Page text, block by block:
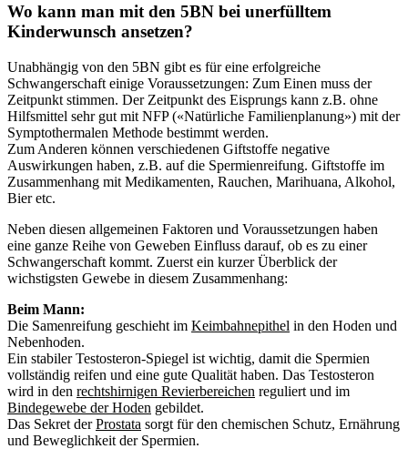
Wo kann man mit den 5BN bei unerfülltem
Kinderwunsch ansetzen?
Unabhängig von den 5BN gibt es für eine erfolgreiche
Schwangerschaft einige Voraussetzungen: Zum Einen muss der
Zeitpunkt stimmen. Der Zeitpunkt des Eisprungs kann z.B. ohne
Hilfsmittel sehr gut mit NFP («Natürliche Familienplanung») mit der
Symptothermalen Methode bestimmt werden.
Zum Anderen können verschiedenen Giftstoffe negative
Auswirkungen haben, z.B. auf die Spermienreifung. Giftstoffe im
Zusammenhang mit Medikamenten, Rauchen, Marihuana, Alkohol,
Bier etc.
Neben diesen allgemeinen Faktoren und Voraussetzungen haben
eine ganze Reihe von Geweben Einfluss darauf, ob es zu einer
Schwangerschaft kommt. Zuerst ein kurzer Überblick der
wichstigsten Gewebe in diesem Zusammenhang:
Beim Mann:
Die Samenreifung geschieht im Keimbahnepithel in den Hoden und
Nebenhoden.
Ein stabiler Testosteron-Spiegel ist wichtig, damit die Spermien
vollständig reifen und eine gute Qualität haben. Das Testosteron
wird in den rechtshirnigen Revierbereichen reguliert und im
Bindegewebe der Hoden gebildet.
Das Sekret derProstata sorgt für den chemischen Schutz, Ernährung
und Beweglichkeit der Spermien.